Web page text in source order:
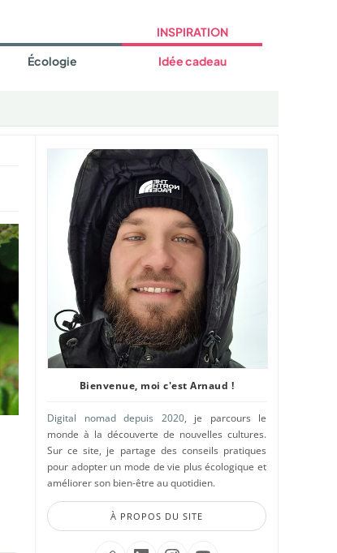
Écologie
INSPIRATION
Idée cadeau
Bienvenue, moi c'est Arnaud !
Digital nomad depuis 2020, je parcours le
monde à la découverte de nouvelles cultures.
Sur ce site, je partage des conseils pratiques
pour adopter un mode de vie plus écologique et
améliorer son bien-être au quotidien.
À PROPOS DU SITE